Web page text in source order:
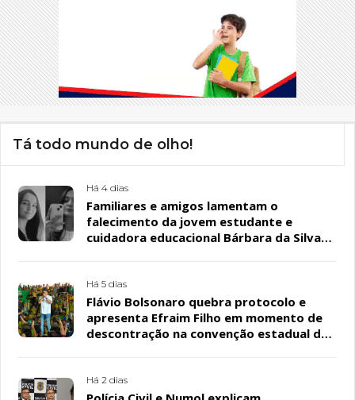
Tá todo mundo de olho!
Há 4 dias
Familiares e amigos lamentam o
falecimento da jovem estudante e
cuidadora educacional Bárbara da Silva
Há 5 dias
Flávio Bolsonaro quebra protocolo e
apresenta Efraim Filho em momento de
descontração na convenção estadual do
Há 2 dias